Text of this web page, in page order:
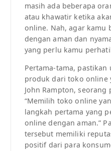
masih ada beberapa
atau khawatir ketika
online. Nah, agar kamu
dengan aman dan
yang perlu kamu
Pertama-tama,
produk dari toko online
John Rampton, seorang
“Memilih toko online
langkah pertama yang
online dengan aman.”
tersebut memiliki
positif dari para